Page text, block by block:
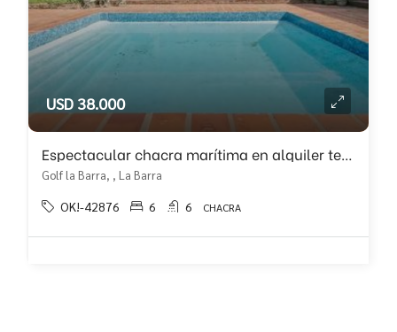
USD 38.000
Espectacular chacra marítima en alquiler temporal, zona Del Golf La Barra
Golf la Barra, , La Barra
OK!-42876 6 6 CHACRA